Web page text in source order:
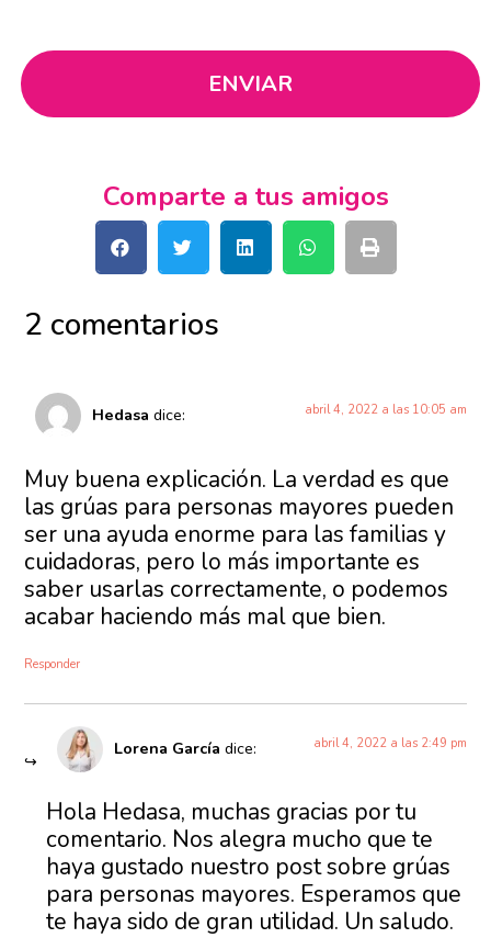
Comparte a tus amigos
2 comentarios
Hedasa dice: abril 4, 2022 a las 10:05 am
Muy buena explicación. La verdad es que
las grúas para personas mayores pueden
ser una ayuda enorme para las familias y
cuidadoras, pero lo más importante es
saber usarlas correctamente, o podemos
acabar haciendo más mal que bien.
Responder
Lorena García dice: abril 4, 2022 a las 2:49 pm
Hola Hedasa, muchas gracias por tu
comentario. Nos alegra mucho que te
haya gustado nuestro post sobre grúas
para personas mayores. Esperamos que
te haya sido de gran utilidad. Un saludo.